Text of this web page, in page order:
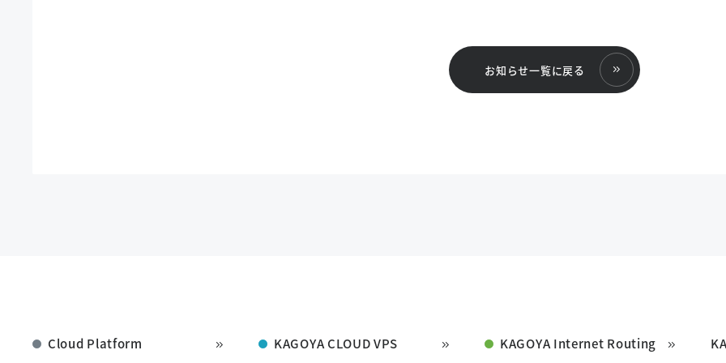
お知らせ一覧に戻る
Cloud Platform KAGOYA CLOUD VPS KAGOYA Internet Routing